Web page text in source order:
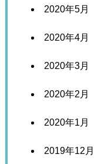
2020年5月
2020年4月
2020年3月
2020年2月
2020年1月
2019年12月